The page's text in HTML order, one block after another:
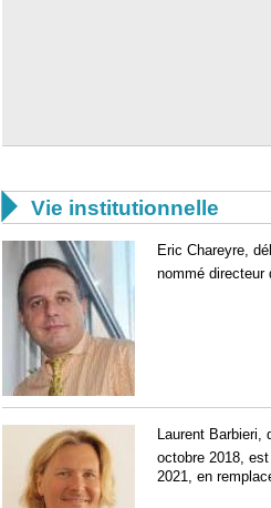
 Vie institutionnelle
Eric Chareyre,
nommé directeur
Laurent Barbieri,
octobre 2018,
2021, en